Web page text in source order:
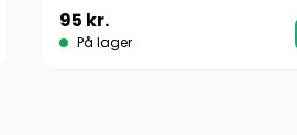
95 kr.
På lager